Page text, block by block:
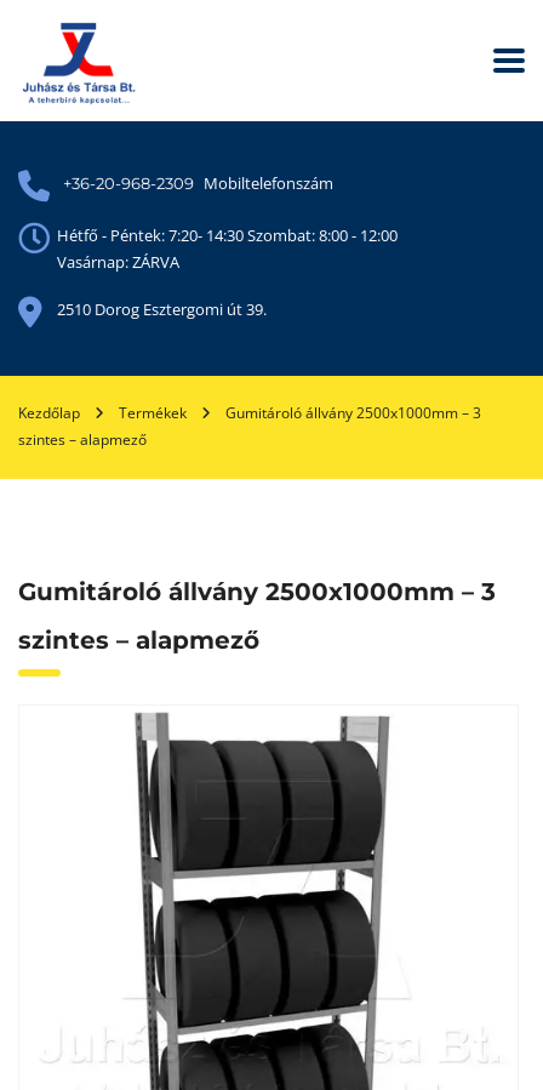
+36-20-968-2309 Mobiltelefonszám
Hétfő - Péntek: 7:20- 14:30 Szombat: 8:00 - 12:00
Vasárnap: ZÁRVA
2510 Dorog Esztergomi út 39.
Kezdőlap Termékek
Gumitároló állvány 2500x1000mm – 3
szintes – alapmező
Gumitároló állvány 2500x1000mm – 3
szintes – alapmező